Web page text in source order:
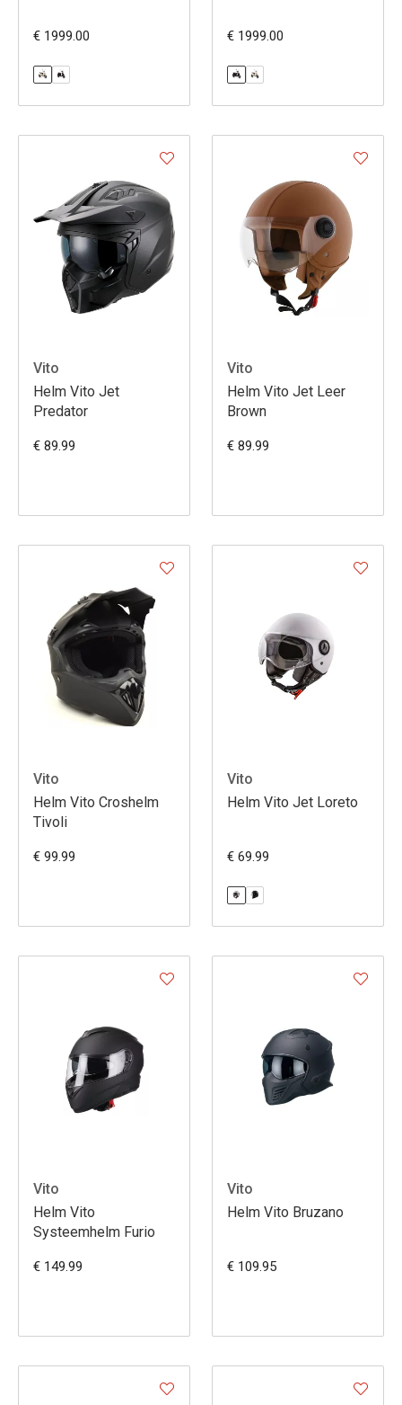
€ 1999.00 € 1999.00
Vito
Helm Vito Jet
Predator
€ 89.99
Vito
Helm Vito Jet Leer
Brown
€ 89.99
Vito
Helm Vito Croshelm
Tivoli
€ 99.99
Vito
Helm Vito Jet Loreto
€ 69.99
Vito
Helm Vito
Systeemhelm Furio
€ 149.99
Vito
Helm Vito Bruzano
€ 109.95